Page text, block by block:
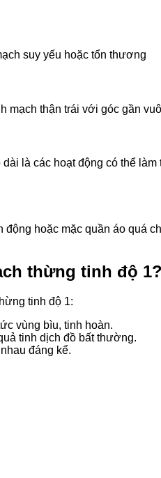
suy yếu hoặc tổn thương
thận trái với góc gần
là các hoạt động có thể
hoặc mặc quần áo quá
thừng tinh độ 1?
tinh độ 1:
vùng bìu, tinh hoàn.
tinh dịch đồ bất thường.
đáng kể.